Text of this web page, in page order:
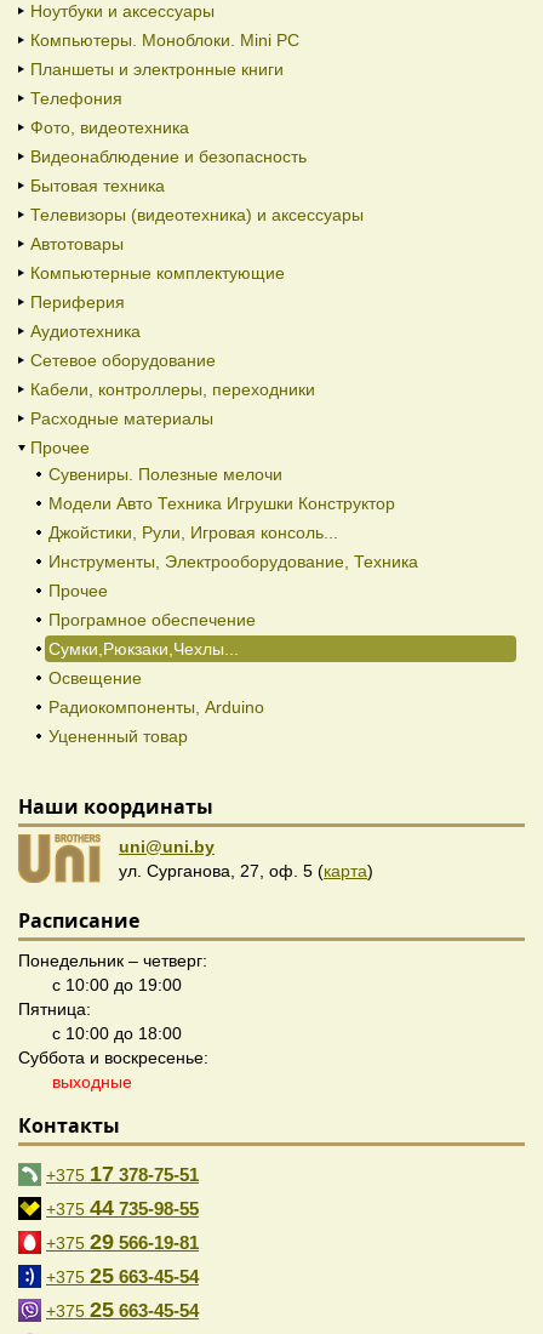
Ноутбуки и аксессуары
Компьютеры. Моноблоки. Mini PC
Планшеты и электронные книги
Телефония
Фото, видеотехника
Видеонаблюдение и безопасность
Бытовая техника
Телевизоры (видеотехника) и аксессуары
Автотовары
Компьютерные комплектующие
Периферия
Аудиотехника
Сетевое оборудование
Кабели, контроллеры, переходники
Расходные материалы
Прочее
Сувениры. Полезные мелочи
Модели Авто Техника Игрушки Конструктор
Джойстики, Рули, Игровая консоль...
Инструменты, Электрооборудование, Техника
Прочее
Програмное обеспечение
Сумки,Рюкзаки,Чехлы...
Освещение
Радиокомпоненты, Arduino
Уцененный товар
Наши координаты
uni@uni.by
ул. Сурганова, 27, оф. 5 (карта)
Расписание
Понедельник – четверг:
с 10:00 до 19:00
Пятница:
с 10:00 до 18:00
Суббота и воскресенье:
выходные
Контакты
+375 17 378-75-51
+375 44 735-98-55
+375 29 566-19-81
+375 25 663-45-54
+375 25 663-45-54